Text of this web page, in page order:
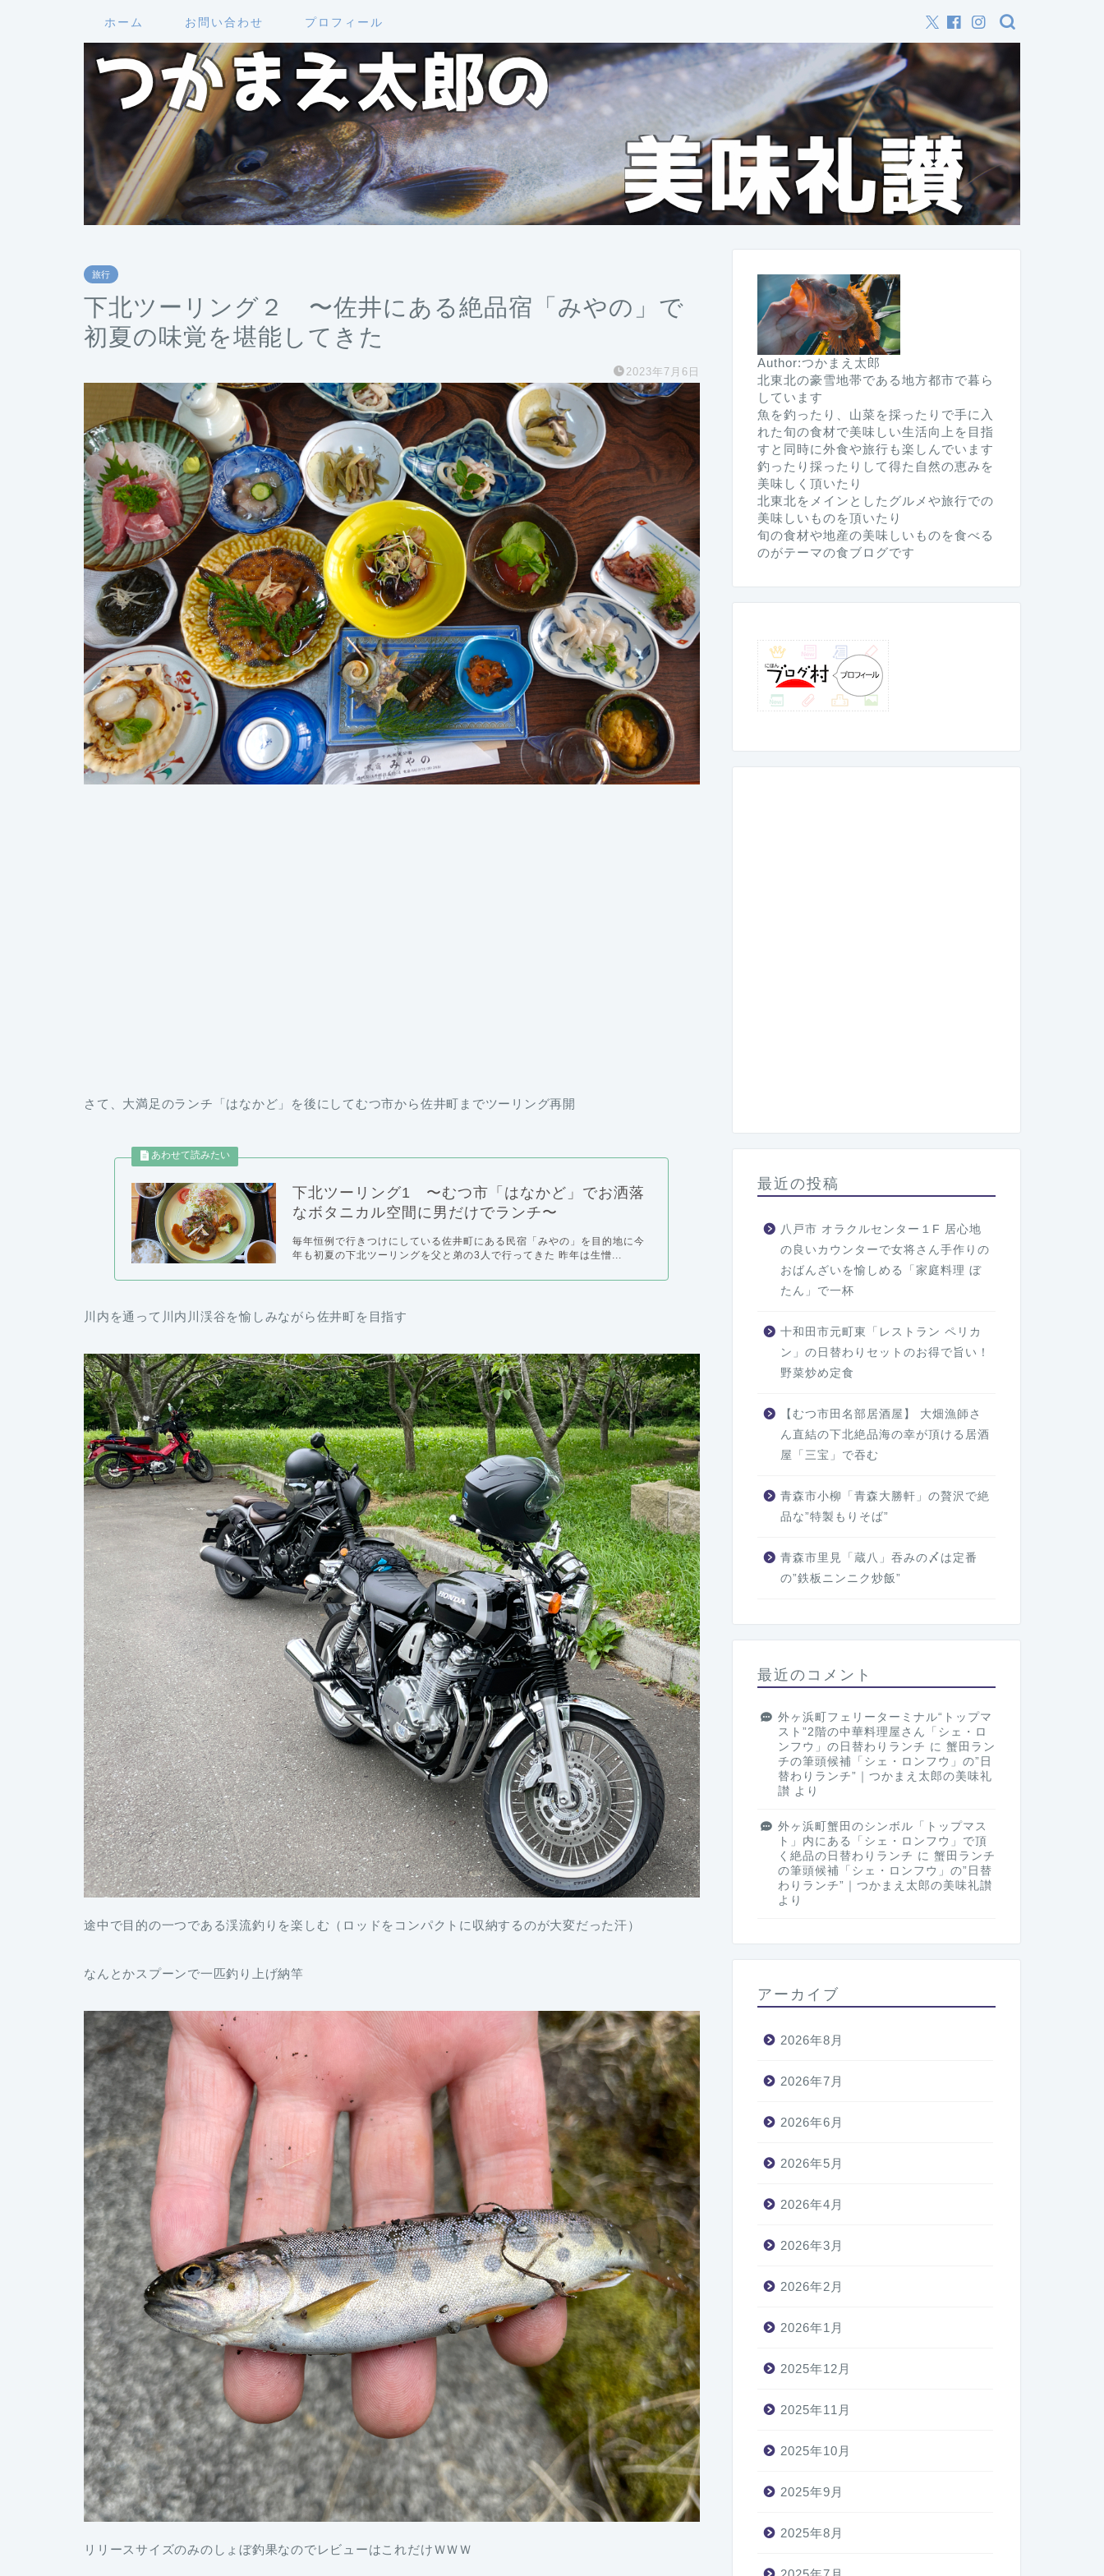
ホーム お問い合わせ プロフィール
旅行
下北ツーリング２ 〜佐井にある絶品宿「みやの」で
初夏の味覚を堪能してきた
2023年7月6日
さて、大満足のランチ「はなかど」を後にしてむつ市から佐井町までツーリング再開
下北ツーリング1 〜むつ市「はなかど」でお洒落
なボタニカル空間に男だけでランチ〜
毎年恒例で行きつけにしている佐井町にある民宿「みやの」を目的地に今
年も初夏の下北ツーリングを父と弟の3人で行ってきた 昨年は生憎...
川内を通って川内川渓谷を愉しみながら佐井町を目指す
途中で目的の一つである渓流釣りを楽しむ（ロッドをコンパクトに収納するのが大変だった汗）
なんとかスプーンで一匹釣り上げ納竿
リリースサイズのみのしょぼ釣果なのでレビューはこれだけＷＷＷ
Author:つかまえ太郎
北東北の豪雪地帯である地方都市で暮ら
しています
魚を釣ったり、山菜を採ったりで手に入
れた旬の食材で美味しい生活向上を目指
すと同時に外食や旅行も楽しんでいます
釣ったり採ったりして得た自然の恵みを
美味しく頂いたり
北東北をメインとしたグルメや旅行での
美味しいものを頂いたり
旬の食材や地産の美味しいものを食べる
のがテーマの食ブログです
最近の投稿
八戸市 オラクルセンター１F 居心地
の良いカウンターで女将さん手作りの
おばんざいを愉しめる「家庭料理 ぼ
たん」で一杯
十和田市元町東「レストラン ペリカ
ン」の日替わりセットのお得で旨い！
野菜炒め定食
【むつ市田名部居酒屋】 大畑漁師さ
ん直結の下北絶品海の幸が頂ける居酒
屋「三宝」で吞む
青森市小柳「青森大勝軒」の贅沢で絶
品な”特製もりそば”
青森市里見「蔵八」吞みの〆は定番
の”鉄板ニンニク炒飯”
最近のコメント
外ヶ浜町フェリーターミナル“トップマ
スト”2階の中華料理屋さん「シェ・ロ
ンフウ」の日替わりランチ に 蟹田ラン
チの筆頭候補「シェ・ロンフウ」の”日
替わりランチ”｜つかまえ太郎の美味礼
讃 より
外ヶ浜町蟹田のシンボル「トップマス
ト」内にある「シェ・ロンフウ」で頂
く絶品の日替わりランチ に 蟹田ランチ
の筆頭候補「シェ・ロンフウ」の”日替
わりランチ”｜つかまえ太郎の美味礼讃
より
アーカイブ
2026年8月
2026年7月
2026年6月
2026年5月
2026年4月
2026年3月
2026年2月
2026年1月
2025年12月
2025年11月
2025年10月
2025年9月
2025年8月